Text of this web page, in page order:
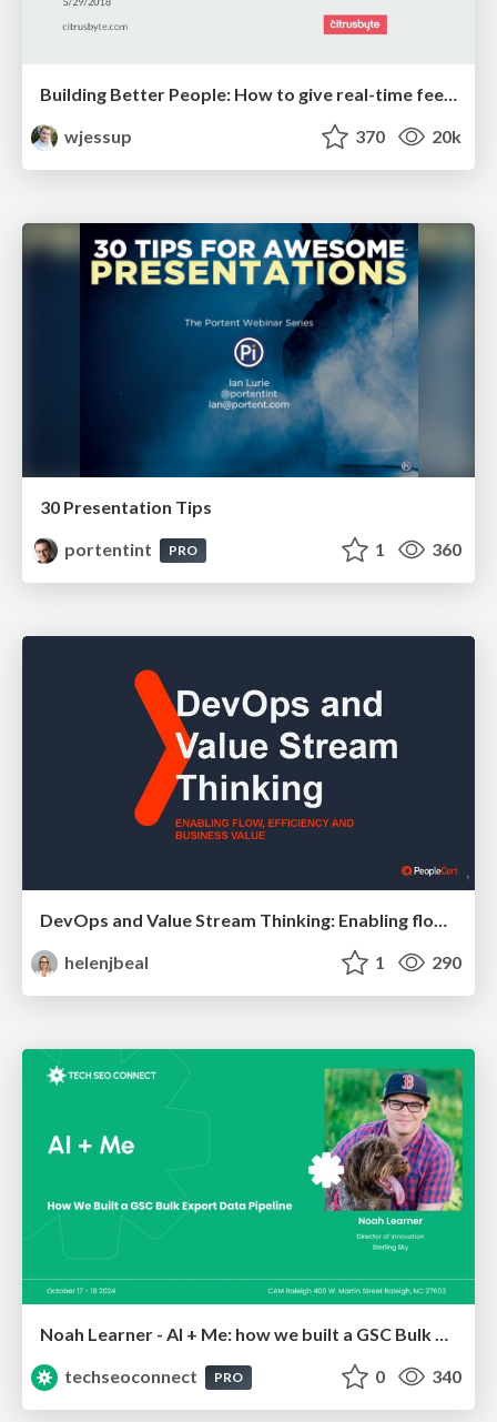
wjessup
370 20k
30 Presentation Tips
portentint
PRO 1 360
DevOps and Value Stream Thinking: Enabling flow, efficiency and business value
helenjbeal
1 290
Noah Learner - AI + Me: how we built a GSC Bulk Export data pipeline
techseoconnect
PRO 0 340